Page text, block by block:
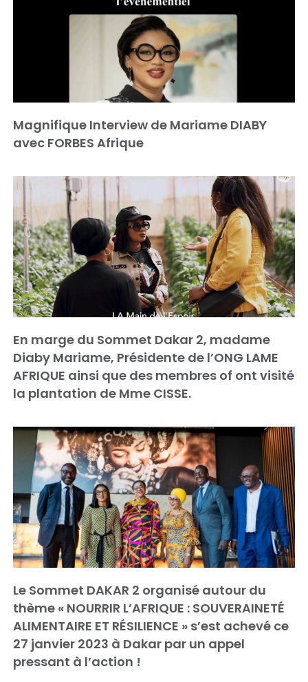
Magnifique Interview de Mariame DIABY
avec FORBES Afrique
En marge du Sommet Dakar 2, madame
Diaby Mariame, Présidente de l’ONG LAME
AFRIQUE ainsi que des membres of ont visité
la plantation de Mme CISSE.
Le Sommet DAKAR 2 organisé autour du
thème « NOURRIR L’AFRIQUE : SOUVERAINETÉ
ALIMENTAIRE ET RÉSILIENCE » s’est achevé ce
27 janvier 2023 à Dakar par un appel
pressant à l’action !